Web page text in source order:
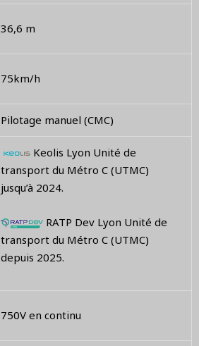
36,6 m
75km/h
Pilotage manuel (CMC)
Keolis Lyon Unité de
transport du Métro C (UTMC)
jusqu’à 2024.
RATP Dev Lyon Unité de
transport du Métro C (UTMC)
depuis 2025.
750V en continu